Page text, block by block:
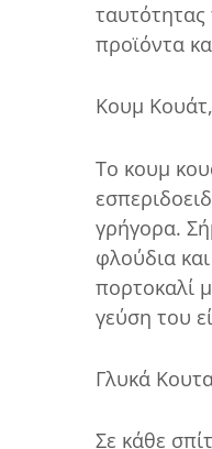
προϊόντα
Κουμ
Το κουμ
γρήγορα.
φλούδια
πορτοκαλί
γεύση του
Γλυκά
Σε κάθε